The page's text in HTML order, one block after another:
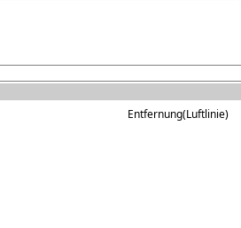
Entfernung(Luftlinie)